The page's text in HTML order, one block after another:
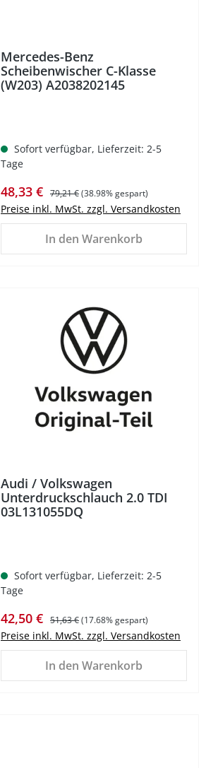
Mercedes-Benz
Scheibenwischer C-Klasse
(W203) A2038202145
Sofort verfügbar, Lieferzeit: 2-5
Tage
Verkaufspreis:
48,33 € Regulärer Preis:
79,21 €(38.98% gespart)
Preise inkl. MwSt. zzgl. Versandkosten
In den Warenkorb
Audi / Volkswagen
Unterdruckschlauch 2.0 TDI
03L131055DQ
Sofort verfügbar, Lieferzeit: 2-5
Tage
Verkaufspreis:
42,50 € Regulärer Preis:
51,63 €(17.68% gespart)
Preise inkl. MwSt. zzgl. Versandkosten
In den Warenkorb